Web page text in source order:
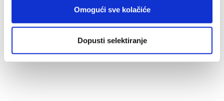
Omogući sve kolačiće
Dopusti selektiranje
Top ljestvica